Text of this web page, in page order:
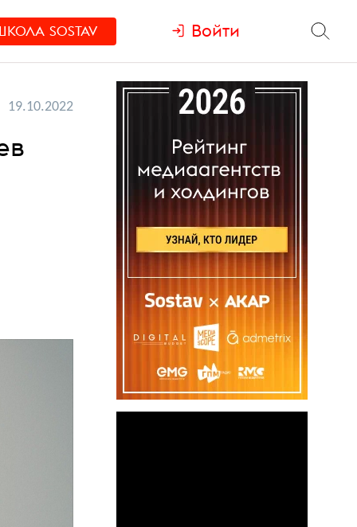
SOSTAV Войти
19.10.2022